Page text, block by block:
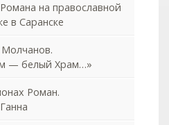
на православной
в Саранске
— белый Храм…»
Роман.
Ганна